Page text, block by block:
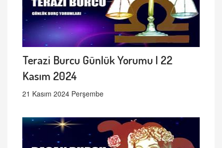
Terazi Burcu Günlük Yorumu | 22
Kasım 2024
21 Kasım 2024 Perşembe